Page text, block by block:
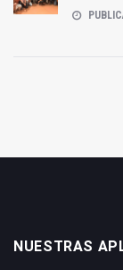
NUESTRAS